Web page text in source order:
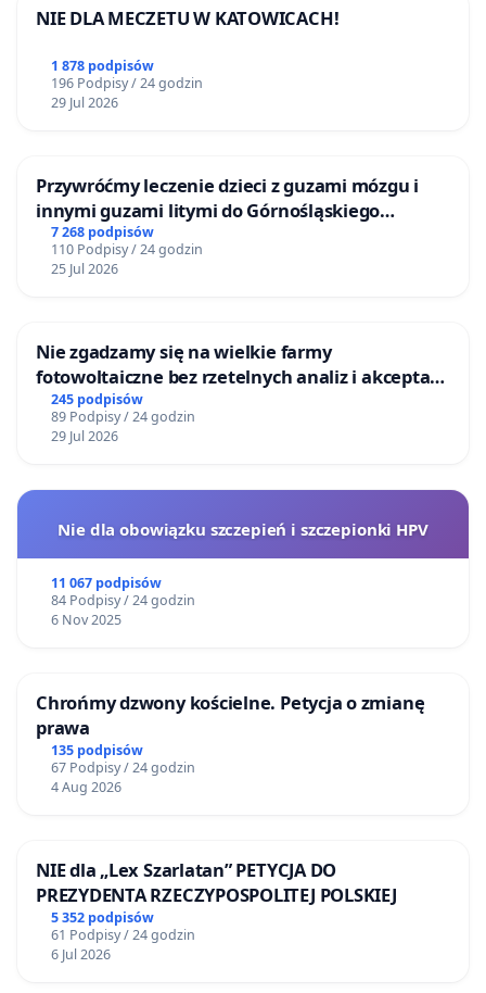
NIE DLA MECZETU W KATOWICACH!
1 878 podpisów
196 Podpisy / 24 godzin
29 Jul 2026
Przywróćmy leczenie dzieci z guzami mózgu i
innymi guzami litymi do Górnośląskiego
Centrum Zdrowia Dziecka w Katowicach
7 268 podpisów
110 Podpisy / 24 godzin
25 Jul 2026
Nie zgadzamy się na wielkie farmy
fotowoltaiczne bez rzetelnych analiz i akceptacji
mieszkańców
245 podpisów
89 Podpisy / 24 godzin
29 Jul 2026
Nie dla obowiązku szczepień i szczepionki HPV
11 067 podpisów
84 Podpisy / 24 godzin
6 Nov 2025
Chrońmy dzwony kościelne. Petycja o zmianę
prawa
135 podpisów
67 Podpisy / 24 godzin
4 Aug 2026
NIE dla „Lex Szarlatan” PETYCJA DO
PREZYDENTA RZECZYPOSPOLITEJ POLSKIEJ
5 352 podpisów
61 Podpisy / 24 godzin
6 Jul 2026